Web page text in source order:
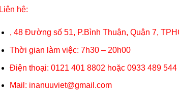
Liện hệ:
, 48 Đường số 51, P.Bình Thuận, Quận 7,
Thời gian làm việc: 7h30 – 20h00
Điện thoại: 0121 401 8802 hoặc 0933 489 544
Mail: inanuuviet@gmail.com